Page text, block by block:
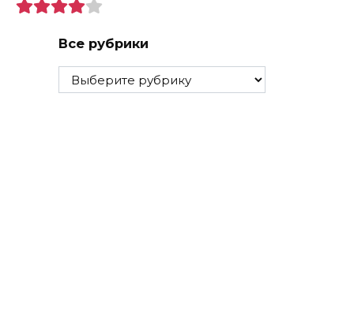
Все рубрики
Все
рубрики